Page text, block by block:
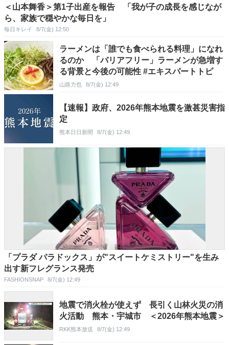
＜山本舞香＞第1子出産を報告 「我が子の成長を感じなが
ら、家族で穏やかな毎日を」
毎日キレイ 8/7(金) 12:50
ラーメンは「誰でも食べられる料理」になれ
るのか 「バリアフリー」ラーメンが急増す
る背景と今後の可能性 #エキスパートトピ
山路力也 8/7(金) 12:49
【速報】政府、2026年熊本地震を激甚災害指
定
熊本日日新聞 8/7(金) 12:49
「プラダ パラドックス」が"スイートケミストリー"を生み
出す新フレグランス発売
FASHIONSNAP 8/7(金) 12:49
地震で消火栓が使えず 長引く山林火災の消
火活動 熊本・宇城市 ＜2026年熊本地震＞
RKK熊本放送 8/7(金) 12:49